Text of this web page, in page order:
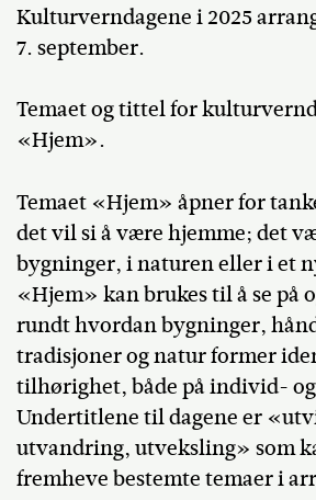
Kulturverndagene i 2025
7. september.
Temaet og tittel for
«Hjem».
Temaet «Hjem» åpner for
det vil si å være hjemme; det
bygninger, i naturen eller i et
«Hjem» kan brukes til å se på
rundt hvordan bygninger,
tradisjoner og natur former
tilhørighet, både på individ-
Undertitlene til dagene er
utvandring, utveksling» som
fremheve bestemte temaer i